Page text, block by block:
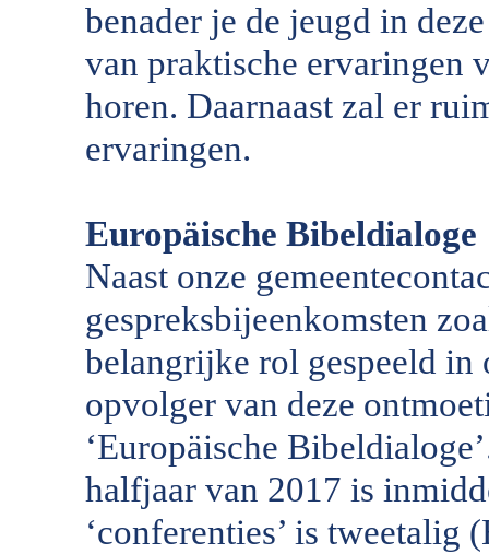
benader je de jeugd in
van praktische ervaringen
horen. Daarnaast zal er
ervaringen.
Europäische Bibeldialoge
Naast onze
gespreksbijeenkomsten
belangrijke rol gespeeld in
opvolger van deze
‘Europäische
halfjaar van 2017 is
‘conferenties’ is tweetalig